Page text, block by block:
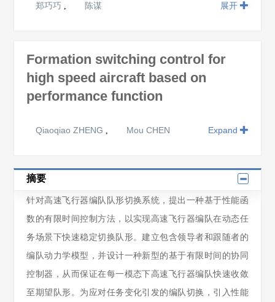
郑巧巧 , 陈谋 展开
Formation switching control for
high speed aircraft based on
performance function
Qiaoqiao ZHENG , Mou CHEN Expand
摘要
针对高速飞行器编队队形切换系统，提出一种基于性能函
数的有限时间控制方法，以实现高速飞行器编队在动态任
务场景下快速稳定切换队形。建立包含领导者和跟随者的
编队动力学模型，并设计一种新型的基于有限时间的协同
控制器，从而保证在每一模态下高速飞行器编队快速收敛
至期望队形。为应对任务变化引发的编队切换，引入性能